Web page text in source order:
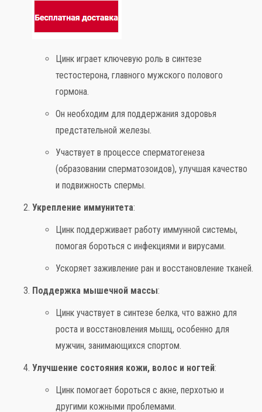
Цинк играет ключевую роль в синтезе
тестостерона, главного мужского полового
гормона.
Он необходим для поддержания здоровья
предстательной железы.
Участвует в процессе сперматогенеза
(образовании сперматозоидов), улучшая качество
и подвижность спермы.
Укрепление иммунитета:
Цинк поддерживает работу иммунной системы,
помогая бороться с инфекциями и вирусами.
Ускоряет заживление ран и восстановление тканей.
Поддержка мышечной массы:
Цинк участвует в синтезе белка, что важно для
роста и восстановления мышц, особенно для
мужчин, занимающихся спортом.
Улучшение состояния кожи, волос и ногтей:
Цинк помогает бороться с акне, перхотью и
другими кожными проблемами.